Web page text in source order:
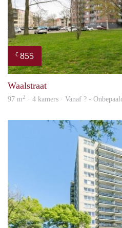
€ 855
Waalstraat
97 m2 · 4 kamers · Vanaf ? -